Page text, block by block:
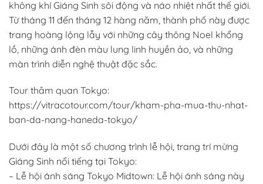
không khí Giáng Sinh sôi động và náo nhiệt nhất thế giới.
Từ tháng 11 đến tháng 12 hàng năm, thành phố này được
trang hoàng lộng lẫy với những cây thông Noel khổng
lồ, những ánh đèn màu lung linh huyền ảo, và những
màn trình diễn nghệ thuật đặc sắc.
Tour thăm quan Tokyo:
https://vitracotour.com/tour/kham-pha-mua-thu-nhat-
ban-da-nang-haneda-tokyo/
Dưới đây là một số chương trình lễ hội, trang trí mừng
Giáng Sinh nổi tiếng tại Tokyo:
– Lễ hội ánh sáng Tokyo Midtown: Lễ hội ánh sáng này